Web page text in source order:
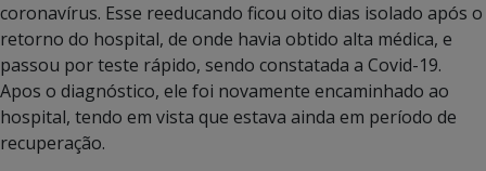
coronavírus. Esse reeducando ficou oito dias isolado após o
retorno do hospital, de onde havia obtido alta médica, e
passou por teste rápido, sendo constatada a Covid-19.
Apos o diagnóstico, ele foi novamente encaminhado ao
hospital, tendo em vista que estava ainda em período de
recuperação.